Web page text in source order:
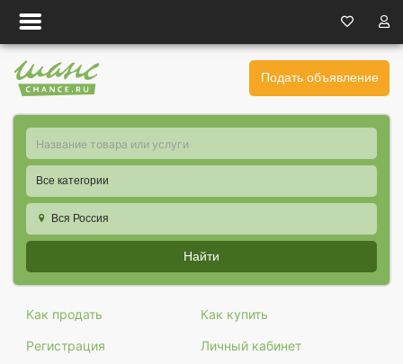
Подать объявление
Все категории
Вся Россия
Найти
Как продать Как купить
Регистрация Личный кабинет